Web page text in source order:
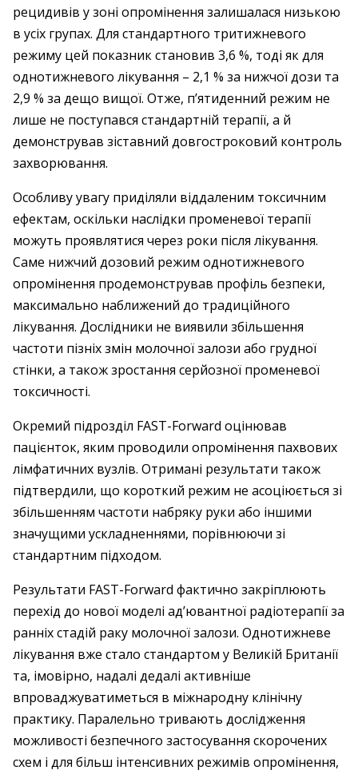
рецидивів у зоні опромінення залишалася низькою
в усіх групах. Для стандартного тритижневого
режиму цей показник становив 3,6 %, тоді як для
однотижневого лікування – 2,1 % за нижчої дози та
2,9 % за дещо вищої. Отже, п’ятиденний режим не
лише не поступався стандартній терапії, а й
демонстрував зіставний довгостроковий контроль
захворювання.
Особливу увагу приділяли віддаленим токсичним
ефектам, оскільки наслідки променевої терапії
можуть проявлятися через роки після лікування.
Саме нижчий дозовий режим однотижневого
опромінення продемонстрував профіль безпеки,
максимально наближений до традиційного
лікування. Дослідники не виявили збільшення
частоти пізніх змін молочної залози або грудної
стінки, а також зростання серйозної променевої
токсичності.
Окремий підрозділ FAST-Forward оцінював
пацієнток, яким проводили опромінення пахвових
лімфатичних вузлів. Отримані результати також
підтвердили, що короткий режим не асоціюється зі
збільшенням частоти набряку руки або іншими
значущими ускладненнями, порівнюючи зі
стандартним підходом.
Результати FAST-Forward фактично закріплюють
перехід до нової моделі ад’ювантної радіотерапії за
ранніх стадій раку молочної залози. Однотижневе
лікування вже стало стандартом у Великій Британії
та, імовірно, надалі дедалі активніше
впроваджуватиметься в міжнародну клінічну
практику. Паралельно тривають дослідження
можливості безпечного застосування скорочених
схем і для більш інтенсивних режимів опромінення,